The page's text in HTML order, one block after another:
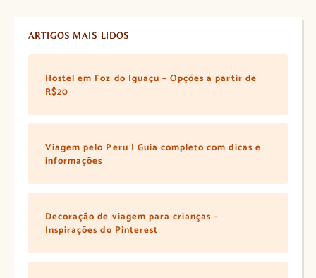
ARTIGOS MAIS LIDOS
Hostel em Foz do Iguaçu – Opções a partir de
R$20
Viagem pelo Peru | Guia completo com dicas e
informações
Decoração de viagem para crianças –
Inspirações do Pinterest